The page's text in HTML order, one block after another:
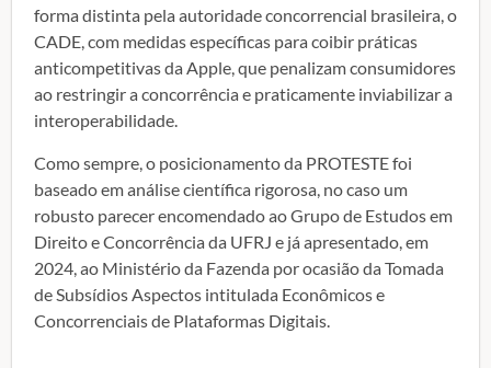
forma distinta pela autoridade concorrencial brasileira, o
CADE, com medidas específicas para coibir práticas
anticompetitivas da Apple, que penalizam consumidores
ao restringir a concorrência e praticamente inviabilizar a
interoperabilidade.
Como sempre, o posicionamento da PROTESTE foi
baseado em análise científica rigorosa, no caso um
robusto parecer encomendado ao Grupo de Estudos em
Direito e Concorrência da UFRJ e já apresentado, em
2024, ao Ministério da Fazenda por ocasião da Tomada
de Subsídios Aspectos intitulada Econômicos e
Concorrenciais de Plataformas Digitais.